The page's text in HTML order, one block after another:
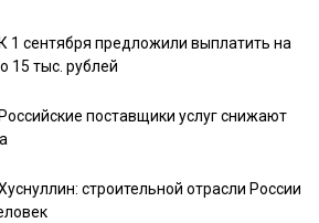
К 1 сентября предложили выплатить на
15 тыс. рублей
Российские поставщики услуг снижают
строительной отрасли России